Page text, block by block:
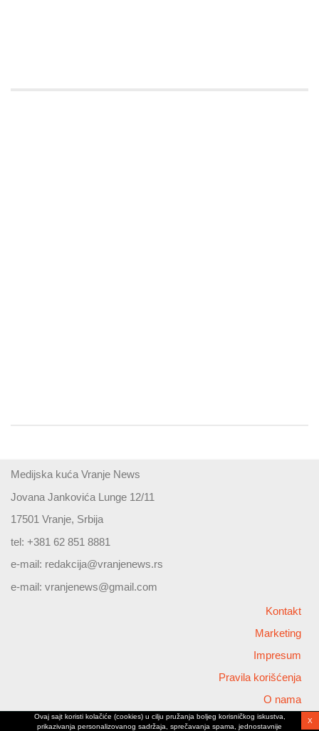
Medijska kuća Vranje News
Jovana Jankovića Lunge 12/11
17501 Vranje, Srbija
tel: +381 62 851 8881
e-mail: redakcija@vranjenews.rs
e-mail: vranjenews@gmail.com
Kontakt
Marketing
Impresum
Pravila korišćenja
O nama
Copyright © 2026 Vranjenews
Ovaj sajt koristi kolačiće (cookies) u cilju pružanja boljeg korisničkog iskustva,
prikazivanja personalizovanog sadržaja, sprečavanja spama, jednostavnije
X